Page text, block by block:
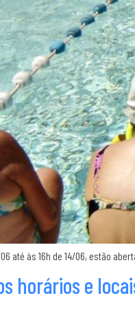
até às 16h de 14/06, estão
horários e